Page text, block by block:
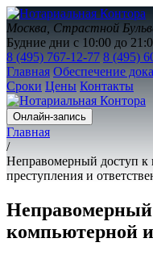
Москва, Страстной
Будние дни с 10:00 до
8 (495) 767-12-77 8 (495)
Главная Обеспечение
Сроки Цены Контакты
Онлайн-запись
Главная
/
Неправомерный доступ к
преступления и
Неправомерный
компьютерной